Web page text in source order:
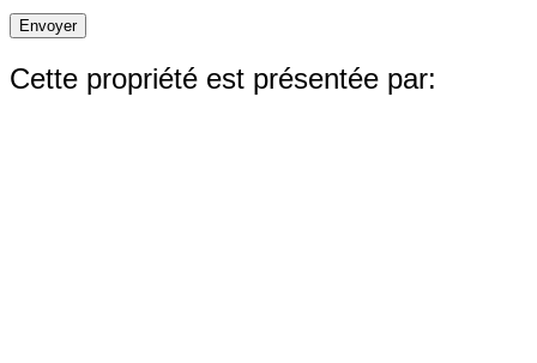
Envoyer
Cette propriété est présentée par: